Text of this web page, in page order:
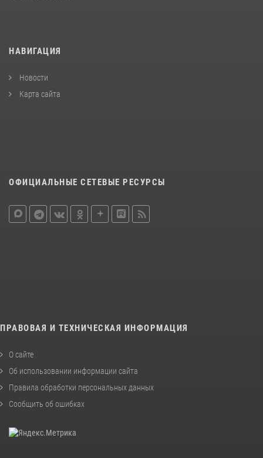
НАВИГАЦИЯ
Новости
Карта сайта
ОФИЦИАЛЬНЫЕ СЕТЕВЫЕ РЕСУРСЫ
ПРАВОВАЯ И ТЕХНИЧЕСКАЯ ИНФОРМАЦИЯ
О сайте
Об использовании информации сайта
Правила обработки персональных данных
Сообщить об ошибках